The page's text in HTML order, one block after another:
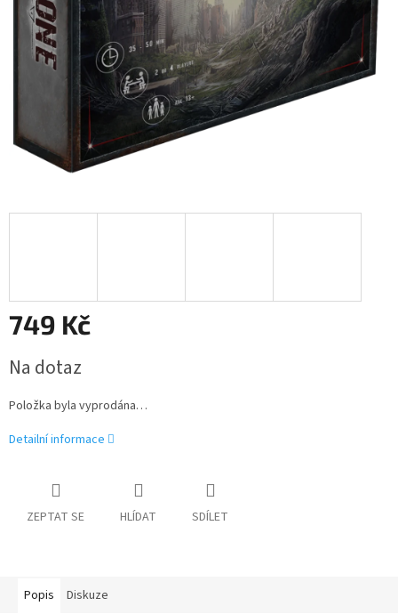
749 Kč
cena:
Na dotaz
Položka byla vyprodána…
Detailní informace
ZEPTAT SE HLÍDAT SDÍLET
Popis Diskuze